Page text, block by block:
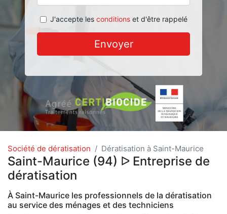
J'accepte les conditionset d'être rappelé
Envoyer
Société de dératisation Dératisation à Saint-Maurice
Saint-Maurice (94) ᐅ Entreprise de
dératisation
À Saint-Maurice les professionnels de la dératisation
au service des ménages et des techniciens